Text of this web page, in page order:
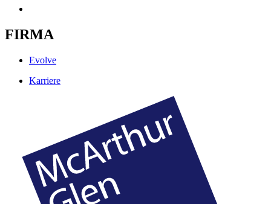
FIRMA
Evolve
Karriere